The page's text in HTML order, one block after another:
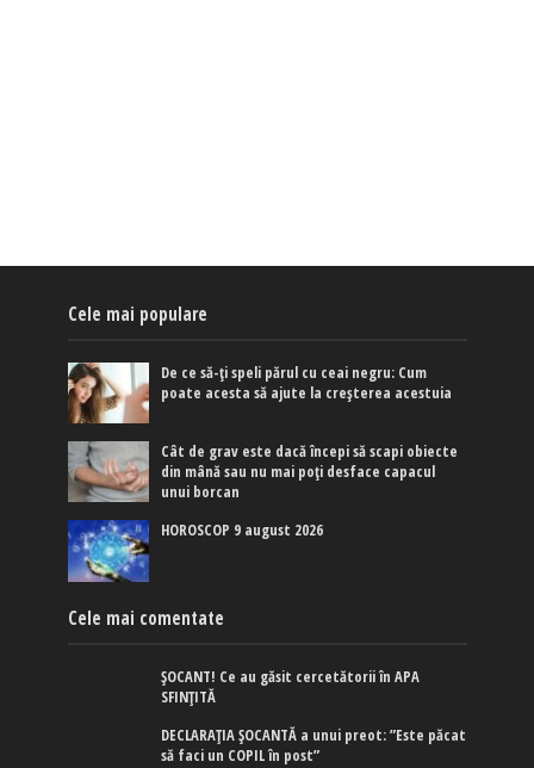
Cele mai populare
De ce să-ți speli părul cu ceai negru: Cum
poate acesta să ajute la creșterea acestuia
Cât de grav este dacă începi să scapi obiecte
din mână sau nu mai poți desface capacul
unui borcan
HOROSCOP 9 august 2026
Cele mai comentate
ȘOCANT! Ce au găsit cercetătorii în APA
SFINȚITĂ
DECLARAȚIA ȘOCANTĂ a unui preot: ”Este păcat
să faci un COPIL în post”